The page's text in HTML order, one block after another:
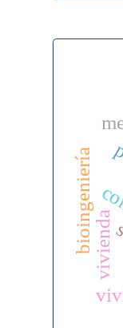
vivienda
bioingeniería